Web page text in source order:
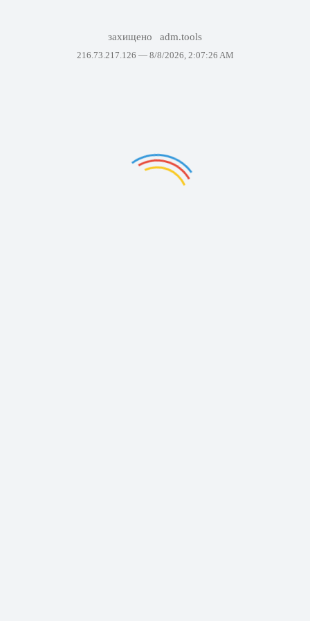
захищено adm.tools
216.73.217.126 — 8/8/2026, 2:07:26 AM